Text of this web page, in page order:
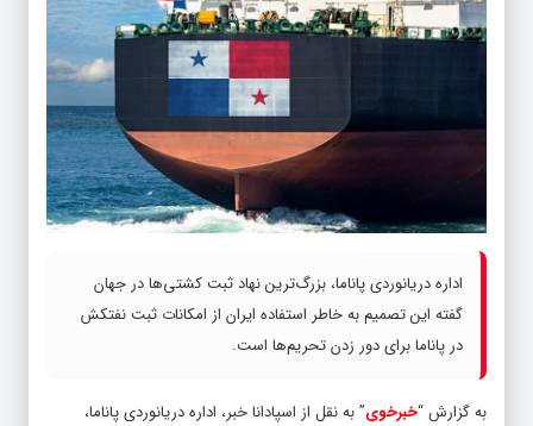
گفته این تصمیم به خاطر استفاده ایران از امکانات ثبت نفتکش
در پاناما برای دور زدن تحریم‌ها است.
به گزارش “
بزرگ‌ترین نهاد ثبت کشتی‌ها در جهان، حق استفاده از پرچم خود را برای